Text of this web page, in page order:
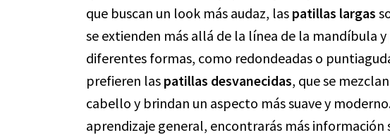
que buscan un look más audaz, las patillas largas
se extienden más allá de la línea de la mandíbula
diferentes formas, como redondeadas o
prefieren las patillas desvanecidas, que se
cabello y brindan un aspecto más suave y
aprendizaje general, encontrarás más